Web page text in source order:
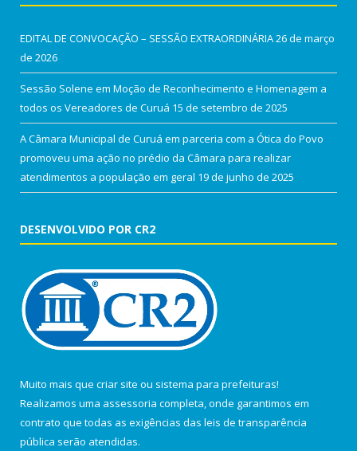
EDITAL DE CONVOCAÇÃO – SESSÃO EXTRAORDINÁRIA26 de março
de 2026
Sessão Solene em Moção de Reconhecimento e Homenagem a
todos os Vereadores de Curuá 15 de setembro de 2025
A Câmara Municipal de Curuá em parceria com a Ótica do Povo
promoveu uma ação no prédio da Câmara para realizar
atendimentos a população em geral 19 de junho de 2025
DESENVOLVIDO POR CR2
Muito mais que criar site ou sistema para prefeituras!
Realizamos uma assessoria completa, onde garantimos em
contrato que todas as exigências das leis de transparência
pública serão atendidas.